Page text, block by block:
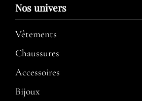
Nos univers
Vêtements
Chaussures
Accessoires
Bijoux